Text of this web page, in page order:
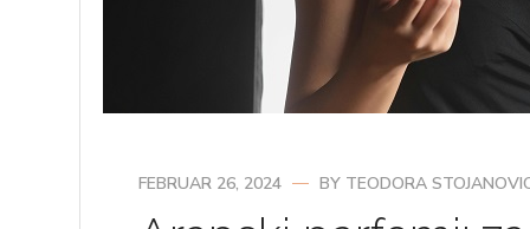
FEBRUAR 26, 2024 BY TEODORA